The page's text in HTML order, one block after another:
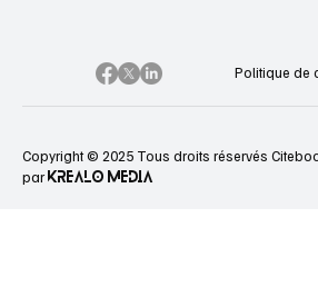
Politique de
Copyright © 2025 Tous droits réservés
par KREALO MEDIA